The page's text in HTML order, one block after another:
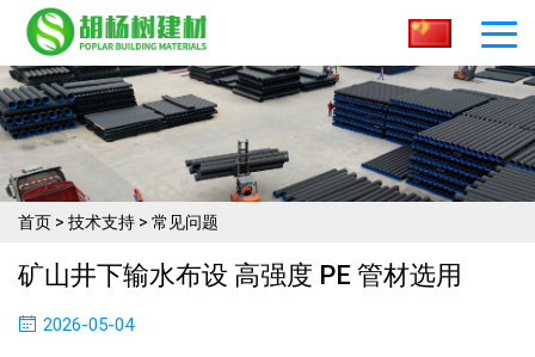
首页 > 技术支持 > 常见问题
矿山井下输水布设 高强度 PE 管材选用
2026-05-04